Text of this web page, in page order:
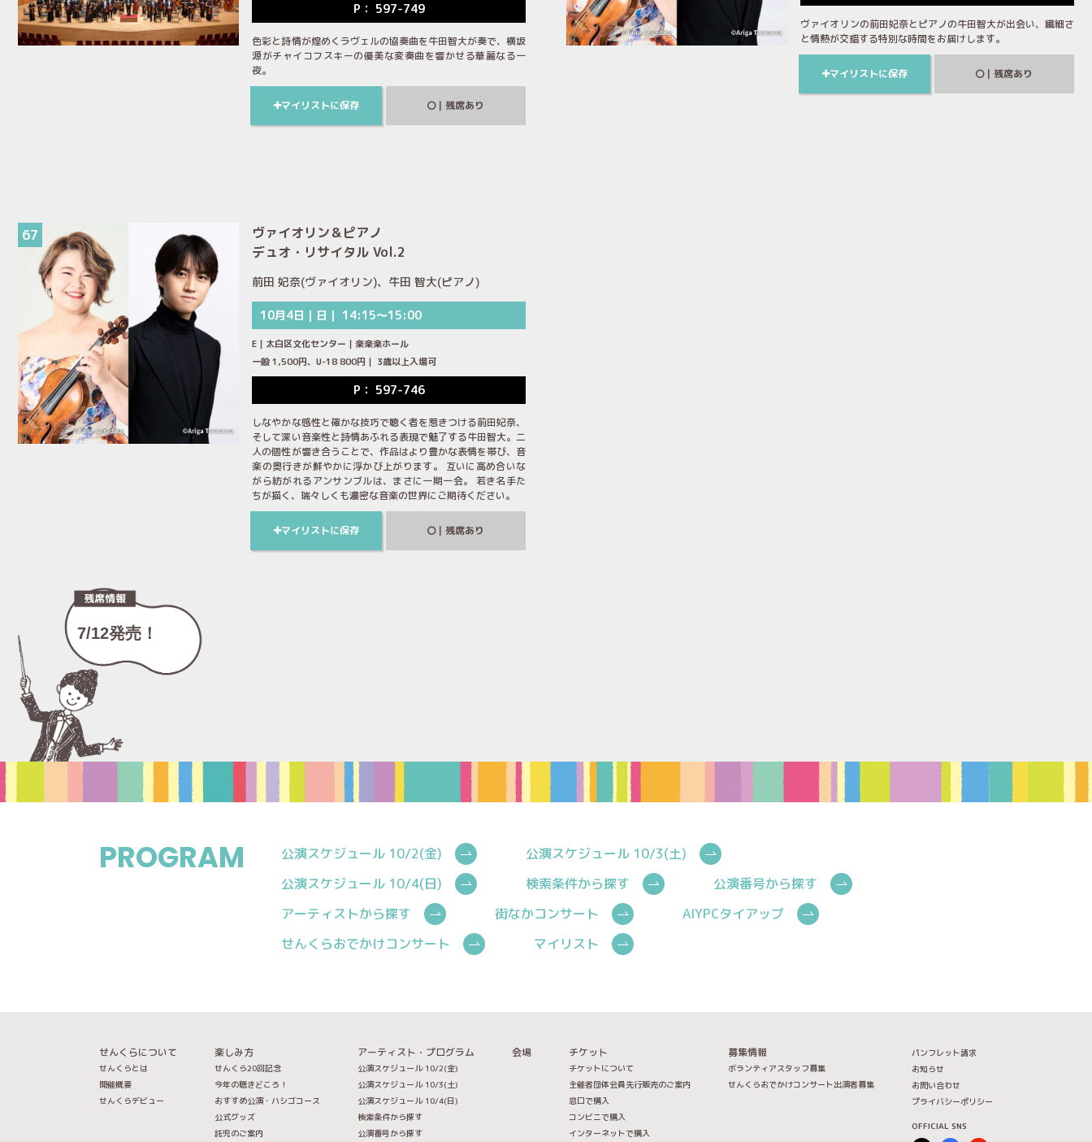
P： 597-749
色彩と詩情が煌めくラヴェルの協奏曲を牛田智大が奏で、横坂
源がチャイコフスキーの優美な変奏曲を響かせる華麗なる一
夜。
マイリストに保存 ｜残席あり
ヴァイオリンの前田妃奈とピアノの牛田智大が出会い、繊細さ
と情熱が交錯する特別な時間をお届けします。
マイリストに保存 ｜残席あり
67
ヴァイオリン＆ピアノ
デュオ・リサイタル Vol.2
前田 妃奈(ヴァイオリン)、牛田 智大(ピアノ)
10月4日｜日｜ 14:15～15:00
E｜太白区文化センター｜楽楽楽ホール
一般 1,500円、U-18 800円｜ 3歳以上入場可
P： 597-746
しなやかな感性と確かな技巧で聴く者を惹きつける前田妃奈、
そして深い音楽性と詩情あふれる表現で魅了する牛田智大。二
人の個性が響き合うことで、作品はより豊かな表情を帯び、音
楽の奥行きが鮮やかに浮かび上がります。 互いに高め合いな
がら紡がれるアンサンブルは、まさに一期一会。 若き名手た
ちが描く、瑞々しくも濃密な音楽の世界にご期待ください。
マイリストに保存 ｜残席あり
7/12発売！
PROGRAM 公演スケジュール 10/2(金)
公演スケジュール 10/3(土)
公演スケジュール 10/4(日)
検索条件から探す
公演番号から探す
アーティストから探す
街なかコンサート
AIYPCタイアップ
せんくらおでかけコンサート
マイリスト
せんくらについて
せんくらとは
開催概要
せんくらデビュー
楽しみ方
せんくら20回記念
今年の聴きどころ！
おすすめ公演・ハシゴコース
公式グッズ
託児のご案内
アーティスト・プログラム
公演スケジュール 10/2(金)
公演スケジュール 10/3(土)
公演スケジュール 10/4(日)
検索条件から探す
公演番号から探す
会場 チケット
チケットについて
主催者団体会員先行販売のご案内
窓口で購入
コンビニで購入
インターネットで購入
募集情報
ボランティアスタッフ募集
せんくらおでかけコンサート出演者募集
パンフレット請求
お知らせ
お問い合わせ
プライバシーポリシー
OFFICIAL SNS